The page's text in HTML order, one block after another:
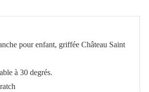
pour enfant, griffée Château Saint
à 30 degrés.